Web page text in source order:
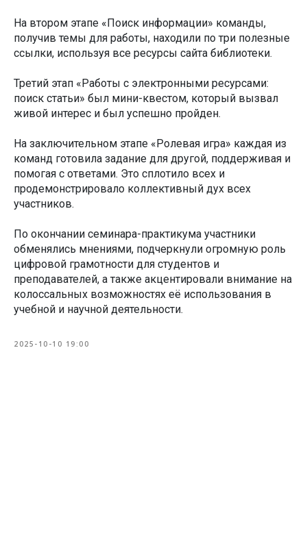
На втором этапе «Поиск информации» команды,
получив темы для работы, находили по три полезные
ссылки, используя все ресурсы сайта библиотеки.
Третий этап «Работы с электронными ресурсами:
поиск статьи» был мини-квестом, который вызвал
живой интерес и был успешно пройден.
На заключительном этапе «Ролевая игра» каждая из
команд готовила задание для другой, поддерживая и
помогая с ответами. Это сплотило всех и
продемонстрировало коллективный дух всех
участников.
По окончании семинара-практикума участники
обменялись мнениями, подчеркнули огромную роль
цифровой грамотности для студентов и
преподавателей, а также акцентировали внимание на
колоссальных возможностях её использования в
учебной и научной деятельности.
2025-10-10 19:00